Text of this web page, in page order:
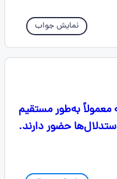
نمایش جواب
به‌طور مستقیم
حضور دارند.